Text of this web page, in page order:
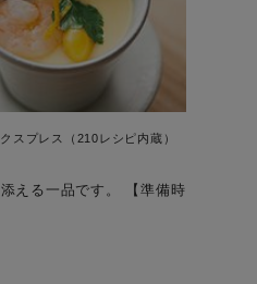
スプレス（210レシピ内蔵）
一品です。 【準備時